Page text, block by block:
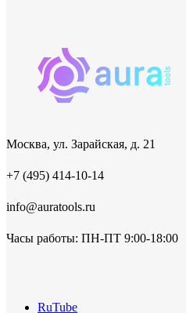
Москва, ул. Зарайская, д. 21
+7 (495) 414-10-14
info@auratools.ru
Часы работы: ПН-ПТ 9:00-18:00
RuTube